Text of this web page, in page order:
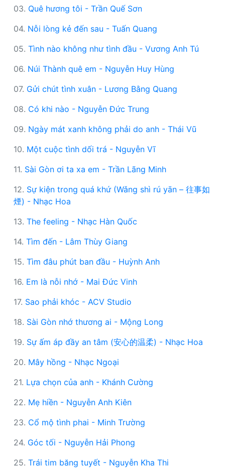
03. Quê hương tôi - Trần Quế Sơn
04. Nỗi lòng kẻ đến sau - Tuấn Quang
05. Tình nào không như tình đầu - Vương Anh Tú
06. Núi Thành quê em - Nguyễn Huy Hùng
07. Gửi chút tình xuân - Lương Bằng Quang
08. Có khi nào - Nguyễn Đức Trung
09. Ngày mát xanh không phải do anh - Thái Vũ
10. Một cuộc tình dối trá - Nguyễn Vĩ
11. Sài Gòn ơi ta xa em - Trần Lãng Minh
12. Sự kiện trong quá khứ (Wǎng shì rú yān – 往事如
煙) - Nhạc Hoa
13. The feeling - Nhạc Hàn Quốc
14. Tìm đến - Lâm Thùy Giang
15. Tìm đâu phút ban đầu - Huỳnh Anh
16. Em là nỗi nhớ - Mai Đức Vinh
17. Sao phải khóc - ACV Studio
18. Sài Gòn nhớ thương ai - Mộng Long
19. Sự ấm áp đầy an tâm (安心的温柔) - Nhạc Hoa
20. Mây hồng - Nhạc Ngoại
21. Lựa chọn của anh - Khánh Cường
22. Mẹ hiền - Nguyễn Anh Kiên
23. Cổ mộ tình phai - Minh Trường
24. Góc tối - Nguyễn Hải Phong
25. Trái tim băng tuyết - Nguyễn Kha Thi